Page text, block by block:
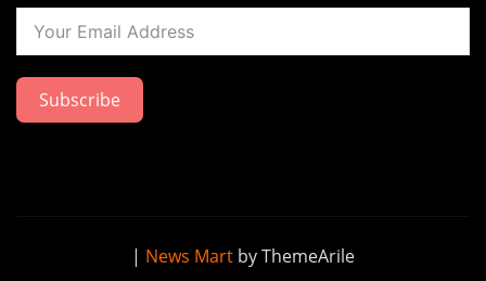
Subscribe
| News Mart by ThemeArile